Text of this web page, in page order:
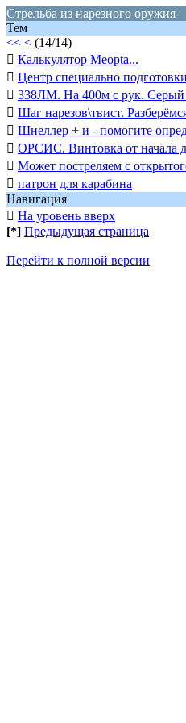
Стрельба из нарезного оружия
Тем
<< < (14/14)
 Калькулятор Meopta...
 Центр специально
 338ЛМ. На 400м с рук. Серый
 Шаг нарезов\твист.
 Шнеллер + и - помогите
 ОРСИС. Винтовка от начала
 Может постреляем с
 патрон для карабина
Навигация
 На уровень вверх
[*] Предыдущая страница
Перейти к полной версии